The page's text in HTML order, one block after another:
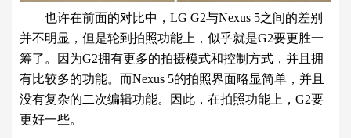
也许在前面的对比中，LG G2与Nexus 5之间的差别
并不明显，但是轮到拍照功能上，似乎就是G2要更胜一
筹了。因为G2拥有更多的拍摄模式和控制方式，并且拥
有比较多的功能。而Nexus 5的拍照界面略显简单，并且
没有复杂的二次编辑功能。因此，在拍照功能上，G2要
更好一些。